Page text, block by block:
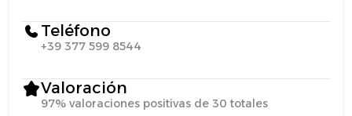
Teléfono
+39 377 599 8544
Valoración
97% valoraciones positivas de 30 totales